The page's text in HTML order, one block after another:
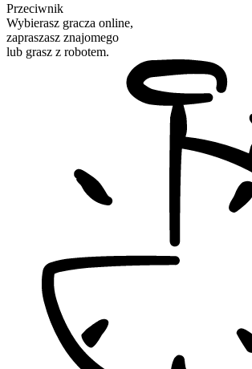
Przeciwnik
Wybierasz gracza online,
zapraszasz znajomego
lub grasz z robotem.